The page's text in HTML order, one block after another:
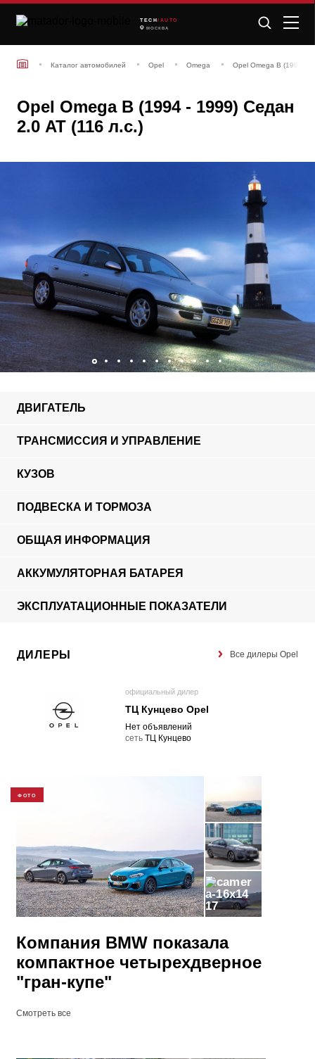
TECH /AUTO
МОСКВА
Каталог автомобилей Opel Omega Opel Omega B (1994 -
Opel Omega B (1994 - 1999) Седан
2.0 AT (116 л.с.)
ДВИГАТЕЛЬ
ТРАНСМИССИЯ И УПРАВЛЕНИЕ
КУЗОВ
ПОДВЕСКА И ТОРМОЗА
ОБЩАЯ ИНФОРМАЦИЯ
АККУМУЛЯТОРНАЯ БАТАРЕЯ
ЭКСПЛУАТАЦИОННЫЕ ПОКАЗАТЕЛИ
ДИЛЕРЫ Все дилеры Opel
официальный дилер
ТЦ Кунцево Opel
Нет объявлений
cеть ТЦ Кунцево
ФОТО
17
Компания BMW показала
компактное четырехдверное
"гран-купе"
Смотреть все